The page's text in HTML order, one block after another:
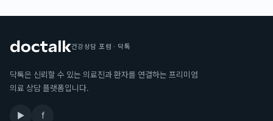
건강상담 포럼 · 닥톡
닥톡은 신뢰할 수 있는 의료진과 환자를 연결하는 프리미엄
의료 상담 플랫폼입니다.
▶ f